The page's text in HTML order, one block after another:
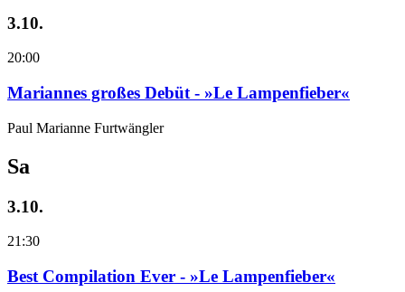
3.10.
20:00
Mariannes großes Debüt - »Le Lampenfieber«
Paul Marianne Furtwängler
Sa
3.10.
21:30
Best Compilation Ever - »Le Lampenfieber«